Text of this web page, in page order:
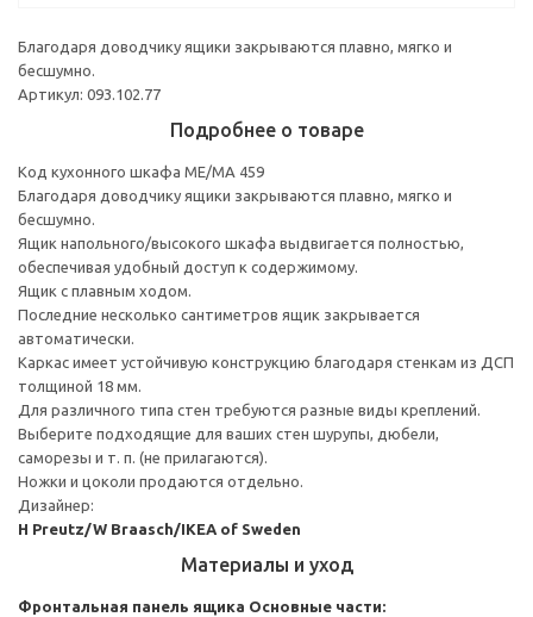
Благодаря доводчику ящики закрываются плавно, мягко и
бесшумно.
Артикул: 093.102.77
Подробнее о товаре
Код кухонного шкафа ME/MA 459
Благодаря доводчику ящики закрываются плавно, мягко и
бесшумно.
Ящик напольного/высокого шкафа выдвигается полностью,
обеспечивая удобный доступ к содержимому.
Ящик с плавным ходом.
Последние несколько сантиметров ящик закрывается
автоматически.
Каркас имеет устойчивую конструкцию благодаря стенкам из ДСП
толщиной 18 мм.
Для различного типа стен требуются разные виды креплений.
Выберите подходящие для ваших стен шурупы, дюбели,
саморезы и т. п. (не прилагаются).
Ножки и цоколи продаются отдельно.
Дизайнер:
H Preutz/W Braasch/IKEA of Sweden
Материалы и уход
Фронтальная панель ящика Основные части: